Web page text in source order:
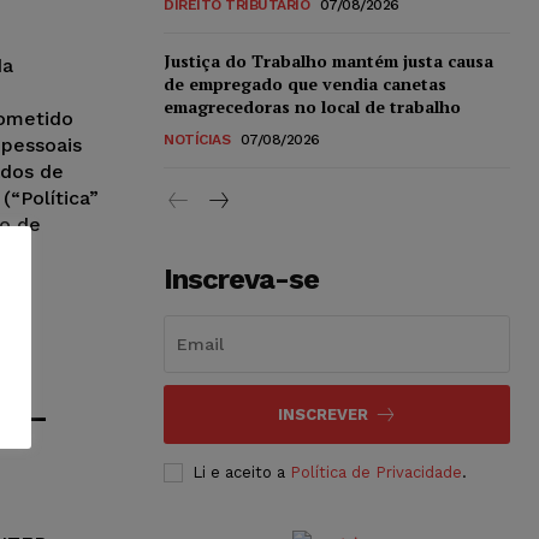
de
de
–
DIREITO TRIBUTÁRIO 07/08/2026
Justiça do Trabalho mantém justa causa
de empregado que vendia canetas
emagrecedoras no local de trabalho
NOTÍCIAS 07/08/2026
Inscreva-se
INSCREVER
Li e aceito a Política de Privacidade.